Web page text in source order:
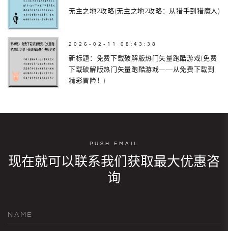
无主之地2攻略(无主之地2攻略：从猎手到猎魔人)
2026-02-11 08:43:38
新标题：免费下载破解版热门矢量跑酷游戏(免费
下载破解版热门矢量跑酷游戏——从免费下载到
精彩冒险！)
PUSH EMAIL
现在就可以联系我们获取最大优惠咨
询
NAME